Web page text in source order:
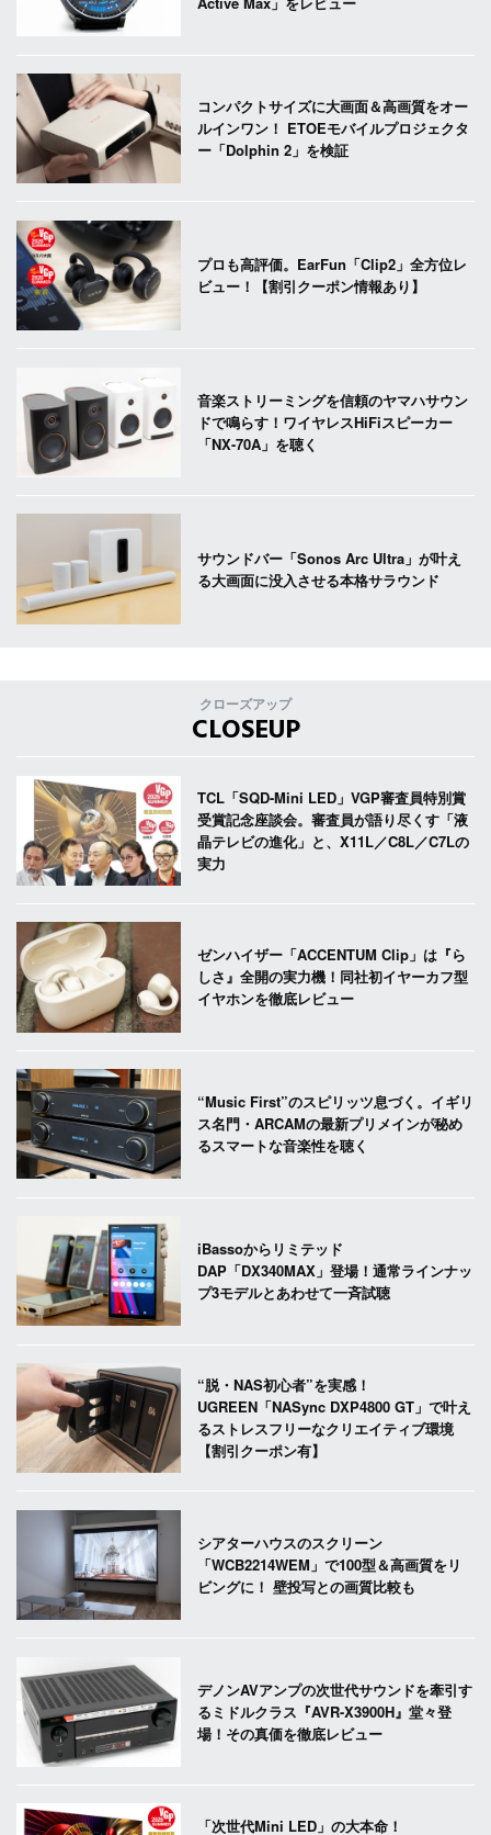
コンパクトサイズに大画面＆高画質をオー
ルインワン！ ETOEモバイルプロジェクタ
ー「Dolphin 2」を検証
プロも高評価。EarFun「Clip2」全方位レ
ビュー！【割引クーポン情報あり】
音楽ストリーミングを信頼のヤマハサウン
ドで鳴らす！ワイヤレスHiFiスピーカー
「NX-70A」を聴く
サウンドバー「Sonos Arc Ultra」が叶え
る大画面に没入させる本格サラウンド
クローズアップ
CLOSEUP
TCL「SQD-Mini LED」VGP審査員特別賞
受賞記念座談会。審査員が語り尽くす「液
晶テレビの進化」と、X11L／C8L／C7Lの
実力
ゼンハイザー「ACCENTUM Clip」は『ら
しさ』全開の実力機！同社初イヤーカフ型
イヤホンを徹底レビュー
“Music First”のスピリッツ息づく。イギリ
ス名門・ARCAMの最新プリメインが秘め
るスマートな音楽性を聴く
iBassoからリミテッド
DAP「DX340MAX」登場！通常ラインナッ
プ3モデルとあわせて一斉試聴
“脱・NAS初心者”を実感！
UGREEN「NASync DXP4800 GT」で叶え
るストレスフリーなクリエイティブ環境
【割引クーポン有】
シアターハウスのスクリーン
「WCB2214WEM」で100型＆高画質をリ
ビングに！ 壁投写との画質比較も
デノンAVアンプの次世代サウンドを牽引す
るミドルクラス『AVR-X3900H』堂々登
場！その真価を徹底レビュー
「次世代Mini LED」の大本命！